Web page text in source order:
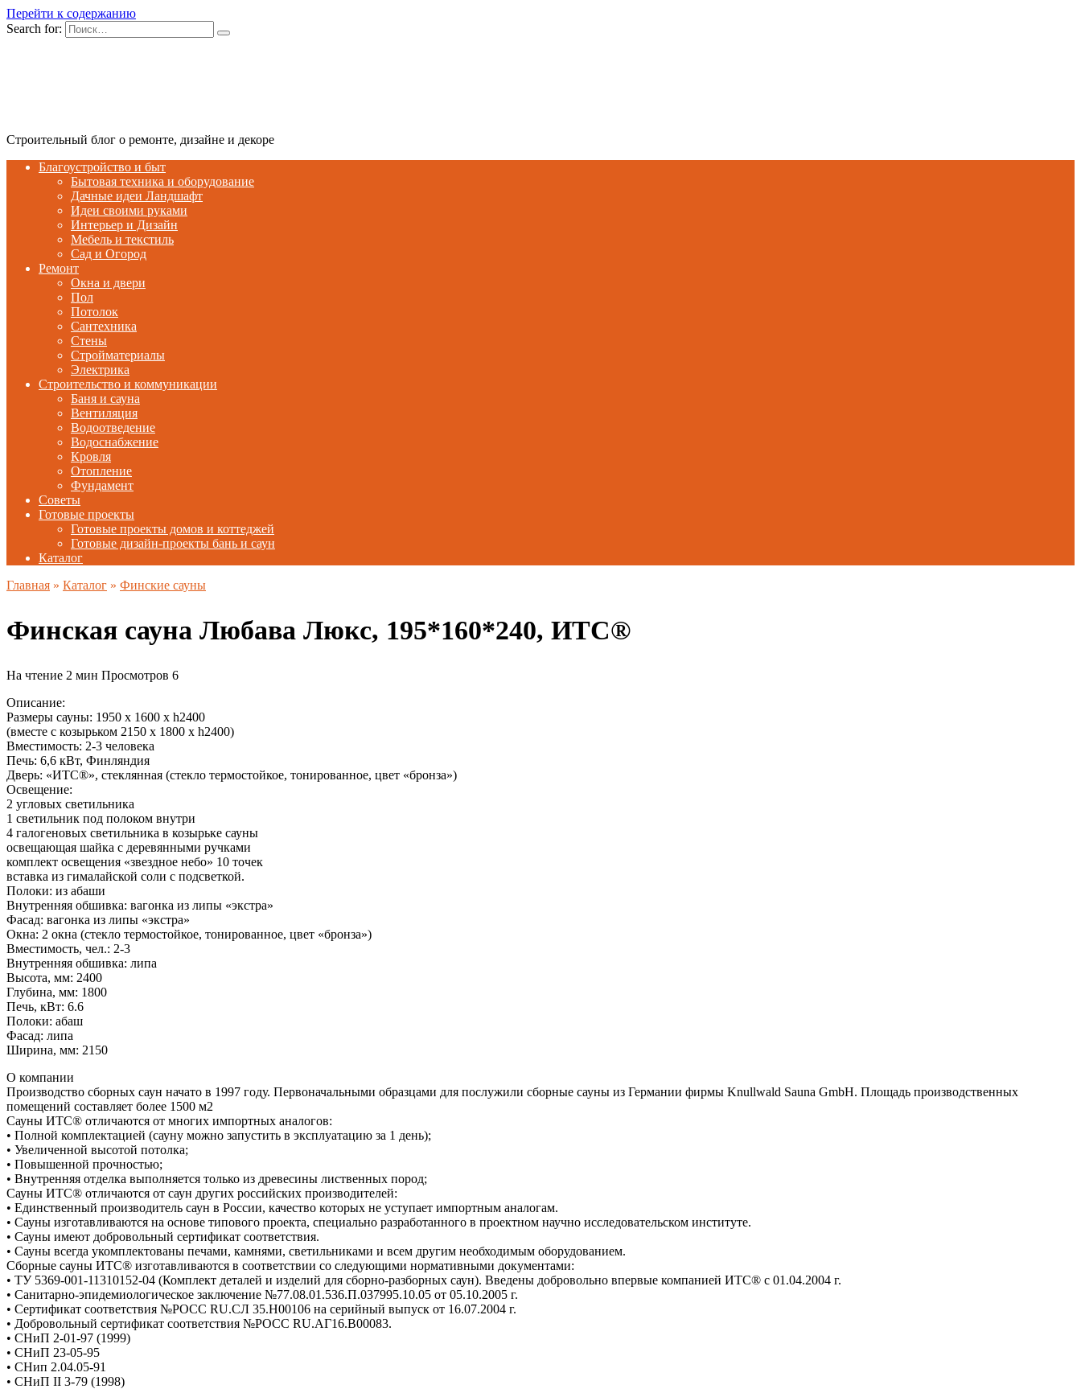
Перейти к содержанию
Search for:
Строительный блог о ремонте, дизайне и декоре
Благоустройство и быт
Бытовая техника и оборудование
Дачные идеи Ландшафт
Идеи своими руками
Интерьер и Дизайн
Мебель и текстиль
Сад и Огород
Ремонт
Окна и двери
Пол
Потолок
Сантехника
Стены
Стройматериалы
Электрика
Строительство и коммуникации
Баня и сауна
Вентиляция
Водоотведение
Водоснабжение
Кровля
Отопление
Фундамент
Советы
Готовые проекты
Готовые проекты домов и коттеджей
Готовые дизайн-проекты бань и саун
Каталог
Главная » Каталог » Финские сауны
Финская сауна Любава Люкс, 195*160*240, ИТС®
На чтение 2 мин Просмотров 6
Описание:
Размеры сауны: 1950 х 1600 x h2400
(вместе с козырьком 2150 х 1800 х h2400)
Вместимость: 2-3 человека
Печь: 6,6 кВт, Финляндия
Дверь: «ИТС®», стеклянная (стекло термостойкое, тонированное, цвет «бронза»)
Освещение:
2 угловых светильника
1 светильник под полоком внутри
4 галогеновых светильника в козырьке сауны
освещающая шайка с деревянными ручками
комплект освещения «звездное небо» 10 точек
вставка из гималайской соли с подсветкой.
Полоки: из абаши
Внутренняя обшивка: вагонка из липы «экстра»
Фасад: вагонка из липы «экстра»
Окна: 2 окна (стекло термостойкое, тонированное, цвет «бронза»)
Вместимость, чел.: 2-3
Внутренняя обшивка: липа
Высота, мм: 2400
Глубина, мм: 1800
Печь, кВт: 6.6
Полоки: абаш
Фасад: липа
Ширина, мм: 2150
О компании
Производство сборных саун начато в 1997 году. Первоначальными образцами для послужили сборные сауны из Германии фирмы Knullwald Sauna GmbH. Площадь производственных
помещений составляет более 1500 м2
Сауны ИТС® отличаются от многих импортных аналогов:
• Полной комплектацией (сауну можно запустить в эксплуатацию за 1 день);
• Увеличенной высотой потолка;
• Повышенной прочностью;
• Внутренняя отделка выполняется только из древесины лиственных пород;
Сауны ИТС® отличаются от саун других российских производителей:
• Единственный производитель саун в России, качество которых не уступает импортным аналогам.
• Сауны изготавливаются на основе типового проекта, специально разработанного в проектном научно исследовательском институте.
• Сауны имеют добровольный сертификат соответствия.
• Сауны всегда укомплектованы печами, камнями, светильниками и всем другим необходимым оборудованием.
Сборные сауны ИТС® изготавливаются в соответствии со следующими нормативными документами:
• ТУ 5369-001-11310152-04 (Комплект деталей и изделий для сборно-разборных саун). Введены добровольно впервые компанией ИТС® с 01.04.2004 г.
• Санитарно-эпидемиологическое заключение №77.08.01.536.П.037995.10.05 от 05.10.2005 г.
• Сертификат соответствия №РОСС RU.СЛ 35.Н00106 на серийный выпуск от 16.07.2004 г.
• Добровольный сертификат соответствия №РОСС RU.АГ16.В00083.
• СНиП 2-01-97 (1999)
• СНиП 23-05-95
• СНип 2.04.05-91
• СНиП II 3-79 (1998)